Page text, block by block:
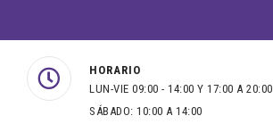
HORARIO
LUN-VIE 09:00 - 14:00 Y 17:00 A 20:00
SÁBADO: 10:00 A 14:00